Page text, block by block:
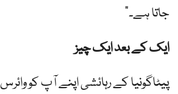
جاتا ہے۔”
ایک کے بعد ایک چیز
پیٹاگونیا کے رہائشی اپنے آپ کو